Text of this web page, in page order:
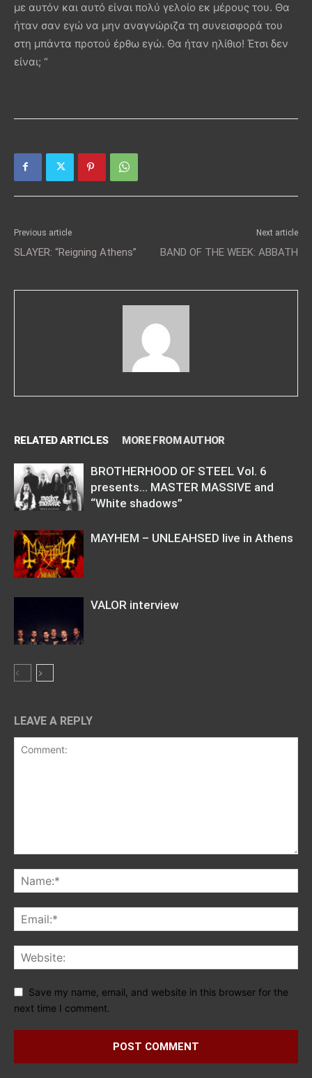
με αυτόν και αυτό είναι πολύ γελοίο εκ μέρους του. Θα
ήταν σαν εγώ να μην αναγνώριζα τη συνεισφορά του
στη μπάντα προτού έρθω εγώ. Θα ήταν ηλίθιο! Έτσι δεν
είναι; “
Previous article
SLAYER: “Reigning Athens”
Next article
BAND OF THE WEEK: ABBATH
RELATED ARTICLES MORE FROM AUTHOR
BROTHERHOOD OF STEEL Vol. 6
presents… MASTER MASSIVE and
“White shadows”
MAYHEM – UNLEAHSED live in Athens
VALOR interview
LEAVE A REPLY
Save my name, email, and website in this browser for the
next time I comment.